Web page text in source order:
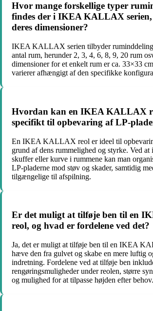
Hvor mange forskellige typer
findes der i IKEA KALLAX
deres dimensioner?
IKEA KALLAX serien tilbyder
antal rum, herunder 2, 3, 4, 6, 8, 9, 20 rum
dimensioner for et enkelt rum er ca. 33×33
varierer afhængigt af den specifikke
Hvordan kan en IKEA KALLAX
specifikt til opbevaring af LP-
En IKEA KALLAX reol er ideel til
grund af dens rummelighed og styrke. Ved at
skuffer eller kurve i rummene kan man
LP-pladerne mod støv og skader, samtidig
tilgængelige til afspilning.
Er det muligt at tilføje ben til en
reol, og hvad er fordelene ved det?
Ja, det er muligt at tilføje ben til en IKEA
hæve den fra gulvet og skabe en mere luftig
indretning. Fordelene ved at tilføje ben
rengøringsmuligheder under reolen, større
og mulighed for at tilpasse højden efter behov.